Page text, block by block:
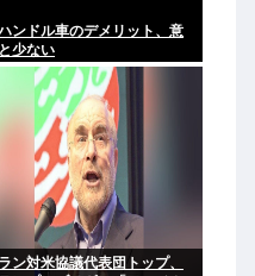
ンドル車のデメリット、意
少ない
ン対米協議代表団トップ、